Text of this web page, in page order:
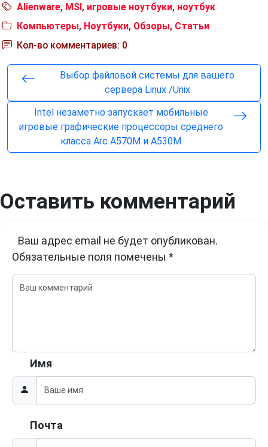
Alienware, MSI, игровые ноутбуки, ноутбук
Компьютеры, Ноутбуки, Обзоры, Статьи
Кол-во комментариев: 0
Выбор файловой системы для вашего
сервера Linux /Unix
Intel незаметно запускает мобильные
игровые графические процессоры среднего
класса Arc A570M и A530M
Оставить комментарий
Ваш адрес email не будет опубликован.
Обязательные поля помечены *
Имя
Почта